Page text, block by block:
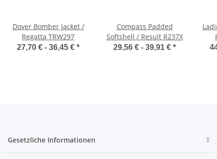
Dover Bomber Jacket /
Regatta TRW297
27,70 € - 36,45 € *
Compass Padded
Softshell / Result R237X
29,56 € - 39,91 € *
Gesetzliche Informationen